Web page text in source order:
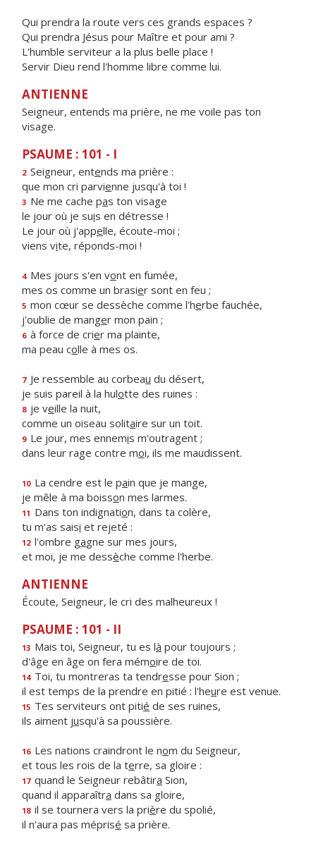
Qui prendra la route vers ces grands espaces ?
Qui prendra Jésus pour Maître et pour ami ?
L'humble serviteur a la plus belle place !
Servir Dieu rend l'homme libre comme lui.
ANTIENNE
Seigneur, entends ma prière, ne me voile pas ton
visage.
PSAUME : 101 - I
2 Seigneur, entends ma prière :
que mon cri parvienne jusqu'à toi !
3 Ne me cache pas ton visage
le jour où je suis en détresse !
Le jour où j'appelle, écoute-moi ;
viens vite, réponds-moi !
4 Mes jours s'en vont en fumée,
mes os comme un brasier sont en feu ;
5 mon cœur se dessèche comme l'herbe fauchée,
j'oublie de manger mon pain ;
6 à force de crier ma plainte,
ma peau colle à mes os.
7 Je ressemble au corbeau du désert,
je suis pareil à la hulotte des ruines :
8 je veille la nuit,
comme un oiseau solitaire sur un toit.
9 Le jour, mes ennemis m'outragent ;
dans leur rage contre moi, ils me maudissent.
10 La cendre est le pain que je mange,
je mêle à ma boisson mes larmes.
11 Dans ton indignation, dans ta colère,
tu m'as saisi et rejeté :
12 l'ombre gagne sur mes jours,
et moi, je me dessèche comme l'herbe.
ANTIENNE
Écoute, Seigneur, le cri des malheureux !
PSAUME : 101 - II
13 Mais toi, Seigneur, tu es là pour toujours ;
d'âge en âge on fera mémoire de toi.
14 Toi, tu montreras ta tendresse pour Sion ;
il est temps de la prendre en pitié : l'heure est venue.
15 Tes serviteurs ont pitié de ses ruines,
ils aiment jusqu'à sa poussière.
16 Les nations craindront le nom du Seigneur,
et tous les rois de la terre, sa gloire :
17 quand le Seigneur rebâtira Sion,
quand il apparaîtra dans sa gloire,
18 il se tournera vers la prière du spolié,
il n'aura pas méprisé sa prière.